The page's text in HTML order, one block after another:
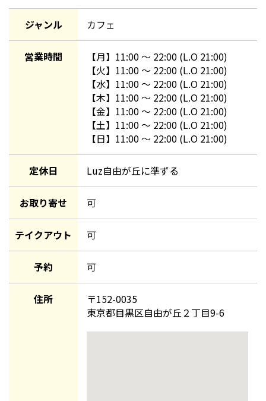
ジャンル カフェ
営業時間 【月】 11:00〜 22:00 (L.O 21:00)
【火】 11:00〜 22:00 (L.O 21:00)
【水】 11:00〜 22:00 (L.O 21:00)
【木】 11:00〜 22:00 (L.O 21:00)
【金】 11:00〜 22:00 (L.O 21:00)
【土】 11:00〜 22:00 (L.O 21:00)
【日】 11:00〜 22:00 (L.O 21:00)
定休日 Luz自由が丘に準ずる
お取り寄せ 可
テイクアウト 可
予約 可
住所 〒152-0035
東京都目黒区自由が丘２丁目9-6